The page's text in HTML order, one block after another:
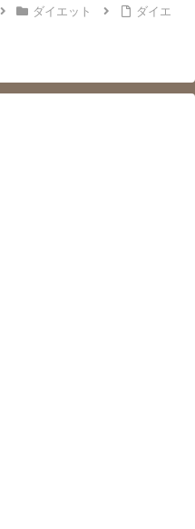
ダイエット
ダイエ